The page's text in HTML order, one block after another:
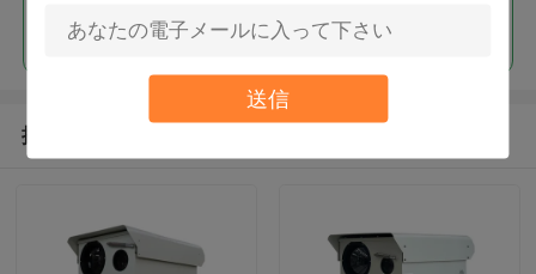
送信
続行
推薦されたプロダクト